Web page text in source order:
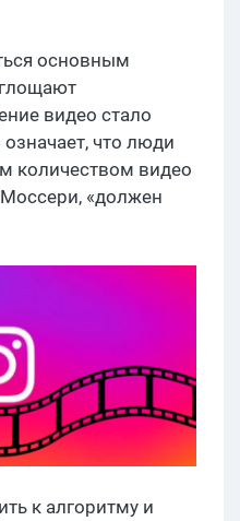
основным
видео стало
что люди
количеством видео
«должен
к алгоритму и